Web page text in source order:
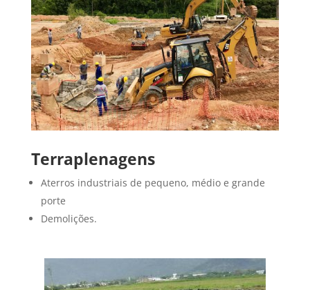
Terraplenagens
Aterros industriais de pequeno, médio e grande
porte
Demolições.